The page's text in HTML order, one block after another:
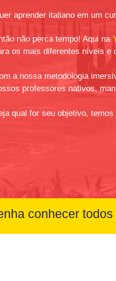
aprender italiano em um
não perca tempo! Aqui na
os mais diferentes níveis e
a nossa metodologia
professores nativos,
qual for seu objetivo,
conhecer